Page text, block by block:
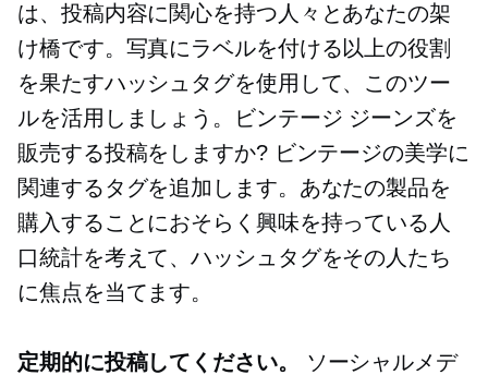
は、投稿内容に関心を持つ人々とあなたの架
け橋です。写真にラベルを付ける以上の役割
を果たすハッシュタグを使用して、このツー
ルを活用しましょう。ビンテージ ジーンズを
販売する投稿をしますか? ビンテージの美学に
関連するタグを追加します。あなたの製品を
購入することにおそらく興味を持っている人
口統計を考えて、ハッシュタグをその人たち
に焦点を当てます。
定期的に投稿してください。
ソーシャルメデ